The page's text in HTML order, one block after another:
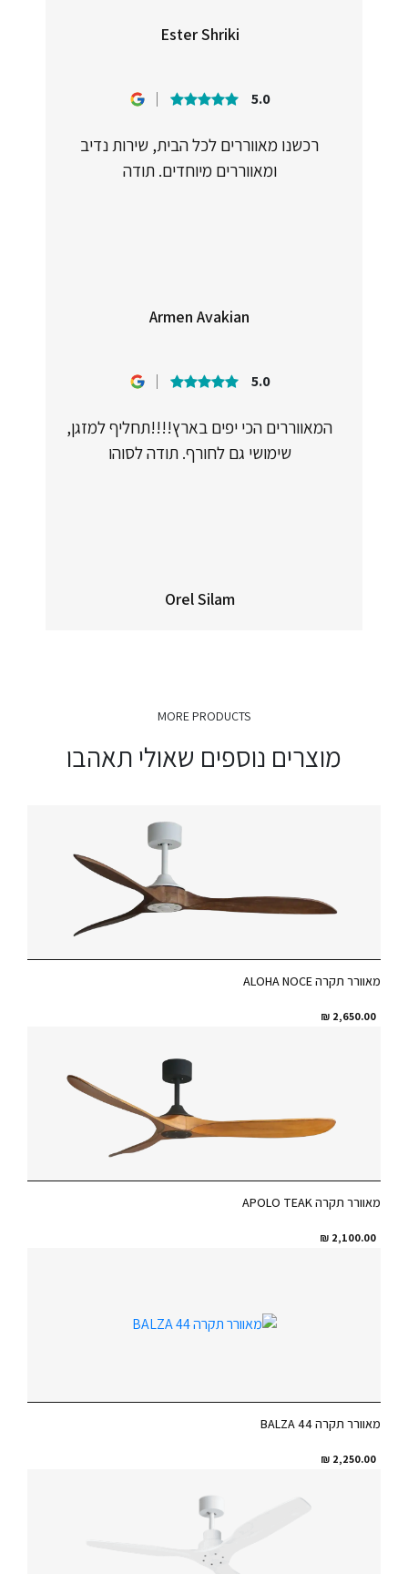
Ester Shriki
5.0
רכשנו מאווררים לכל הבית, שירות נדיב
ומאווררים מיוחדים. תודה
Armen Avakian
5.0
המאווררים הכי יפים בארץ!!!!תחליף למזגן,
שימושי גם לחורף. תודה לסוהו
Orel Silam
MORE PRODUCTS
מוצרים נוספים שאולי תאהבו
מאוורר תקרה ALOHA NOCE
2,650.00
₪
מאוורר תקרה APOLO TEAK
2,100.00
₪
מאוורר תקרה BALZA 44
2,250.00
₪